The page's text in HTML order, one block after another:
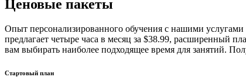
Ценовые пакеты
Опыт персонализированного обучения с нашими
предлагает четыре часа в месяц за $38.99, расширенный
вам выбирать наиболее подходящее время для занятий.
Стартовый план